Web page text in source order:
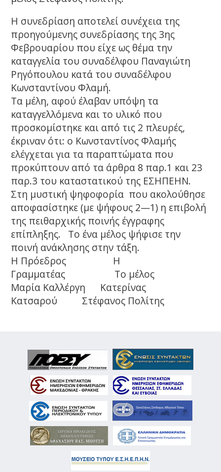
Η συνεδρίαση αποτελεί συνέχεια της
προηγούμενης συνεδρίασης της 3ης
Φεβρουαρίου που είχε ως θέμα την
καταγγελία του συναδέλφου Παναγιώτη
Ρηγόπουλου κατά του συναδέλφου
Κωνσταντίνου Φλαμή.
Τα μέλη, αφού έλαβαν υπόψη τα
καταγγελλόμενα και το υλικό που
προσκομίστηκε και από τις 2 πλευρές,
έκριναν ότι: ο Κωνσταντίνος Φλαμής
ελέγχεται για τα παραπτώματα που
προκύπτουν από τα άρθρα 8 παρ.1 και 23
παρ.3 του καταστατικού της ΕΣΗΠΕΗΝ.
Στη μυστική ψηφοφορία που ακολούθησε
αποφασίστηκε (με ψήφους 2—1) η επιβολή
της πειθαρχικής ποινής έγγραφης
επίπληξης. Το ένα μέλος ψήφισε την
ποινή ανάκλησης στην τάξη.
Η Πρόεδρος Η
Γραμματέας Το μέλος
Μαρία Καλλέργη Κατερίνας
Κατσαρού Στέφανος Πολίτης